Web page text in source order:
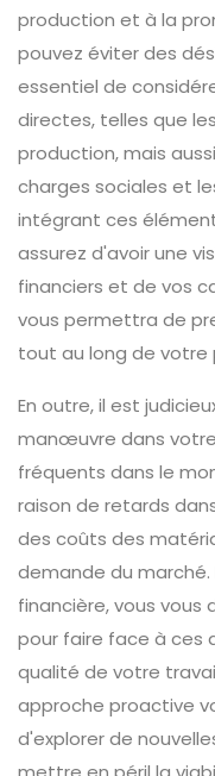
production et à la
pouvez éviter des
essentiel de
directes, telles que
production, mais
charges sociales et
intégrant ces
assurez d'avoir une
financiers et de vos
vous permettra de
tout au long de votre
En outre, il est
manœuvre dans
fréquents dans le
raison de retards
des coûts des
demande du marché.
financière, vous vous
pour faire face à ces
qualité de votre
approche proactive
d'explorer de